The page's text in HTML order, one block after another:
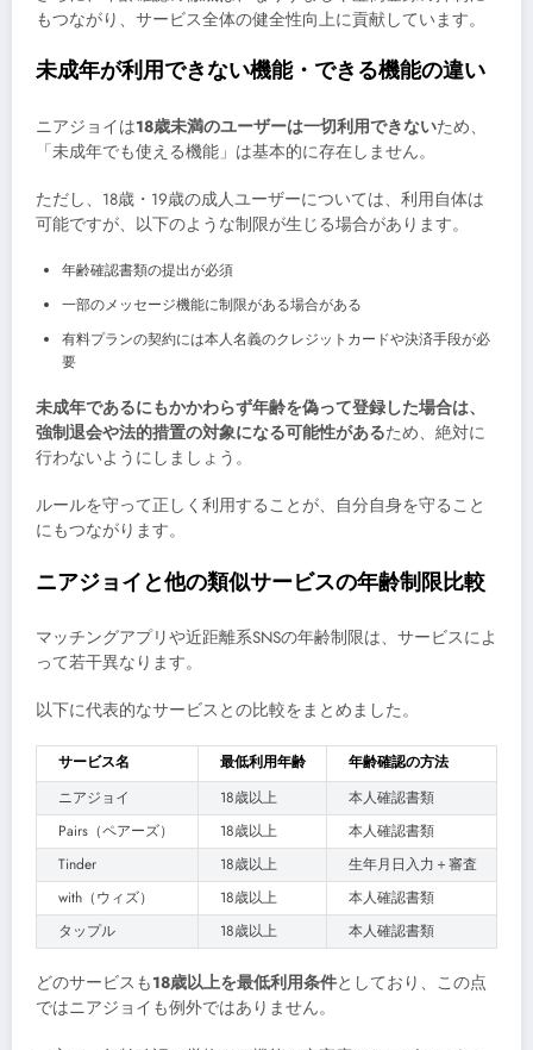
もつながり、サービス全体の健全性向上に貢献しています。
未成年が利用できない機能・できる機能の違い
ニアジョイは18歳未満のユーザーは一切利用できないため、
「未成年でも使える機能」は基本的に存在しません。
ただし、18歳・19歳の成人ユーザーについては、利用自体は
可能ですが、以下のような制限が生じる場合があります。
年齢確認書類の提出が必須
一部のメッセージ機能に制限がある場合がある
有料プランの契約には本人名義のクレジットカードや決済手段が必
要
未成年であるにもかかわらず年齢を偽って登録した場合は、
強制退会や法的措置の対象になる可能性があるため、絶対に
行わないようにしましょう。
ルールを守って正しく利用することが、自分自身を守ること
にもつながります。
ニアジョイと他の類似サービスの年齢制限比較
マッチングアプリや近距離系SNSの年齢制限は、サービスによ
って若干異なります。
以下に代表的なサービスとの比較をまとめました。
サービス名 最低利用年齢
年齢確認の方法
ニアジョイ
18歳以上
本人確認書類
Pairs（ペアーズ）
18歳以上
本人確認書類
Tinder
18歳以上
生年月日入力＋審査
with（ウィズ）
18歳以上
本人確認書類
タップル
18歳以上 本人確認書類
どのサービスも18歳以上を最低利用条件としており、この点
ではニアジョイも例外ではありません。